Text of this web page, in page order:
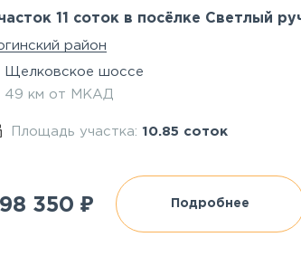
11 соток в посёлке Светлый
район
Щелковское шоссе
49 км от МКАД
Площадь участка:10.85 соток
350 ₽ Подробнее